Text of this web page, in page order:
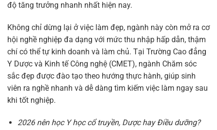
độ tăng trưởng nhanh nhất hiện nay.
Không chỉ dừng lại ở việc làm đẹp, ngành này còn mở ra cơ
hội nghề nghiệp đa dạng với mức thu nhập hấp dẫn, thậm
chí có thể tự kinh doanh và làm chủ. Tại Trường Cao đẳng
Y Dược và Kinh tế Công nghệ (CMET), ngành Chăm sóc
sắc đẹp được đào tạo theo hướng thực hành, giúp sinh
viên ra nghề nhanh và dễ dàng tìm kiếm việc làm ngay sau
khi tốt nghiệp.
2026 nên học Y học cổ truyền, Dược hay Điều dưỡng?